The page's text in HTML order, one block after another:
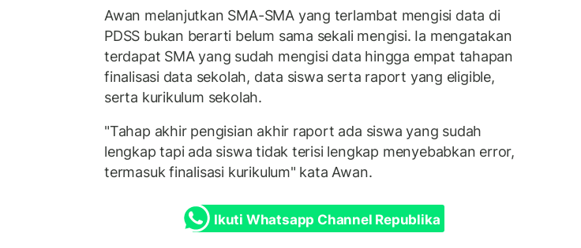
Awan melanjutkan SMA-SMA yang terlambat mengisi data di
PDSS bukan berarti belum sama sekali mengisi. Ia mengatakan
terdapat SMA yang sudah mengisi data hingga empat tahapan
finalisasi data sekolah, data siswa serta raport yang eligible,
serta kurikulum sekolah.
"Tahap akhir pengisian akhir raport ada siswa yang sudah
lengkap tapi ada siswa tidak terisi lengkap menyebabkan error,
termasuk finalisasi kurikulum" kata Awan.
Ikuti Whatsapp Channel Republika